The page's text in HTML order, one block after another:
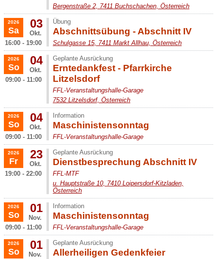
Bergenstraße 2, 7411 Buchschachen, Österreich
2026
Sa
03
Okt.
16:00 - 19:00
Abschnittsübung - Abschnitt IV
Übung
Schulgasse 15, 7411 Markt Allhau, Österreich
2026
So
04
Okt.
09:00 - 11:00
Erntedankfest - Pfarrkirche
Litzelsdorf
Geplante Ausrückung
FFL-Veranstaltungshalle-Garage
7532 Litzelsdorf, Österreich
2026
So
04
Okt.
09:00 - 11:00
Maschinistensonntag
Information
FFL-Veranstaltungshalle-Garage
2026
Fr
23
Okt.
19:00 - 22:00
Dienstbesprechung Abschnitt IV
Geplante Ausrückung
FFL-MTF
u. Hauptstraße 10, 7410 Loipersdorf-Kitzladen,
Österreich
2026
So
01
Nov.
09:00 - 11:00
Maschinistensonntag
Information
FFL-Veranstaltungshalle-Garage
2026
So
01
Nov.
Allerheiligen Gedenkfeier
Geplante Ausrückung